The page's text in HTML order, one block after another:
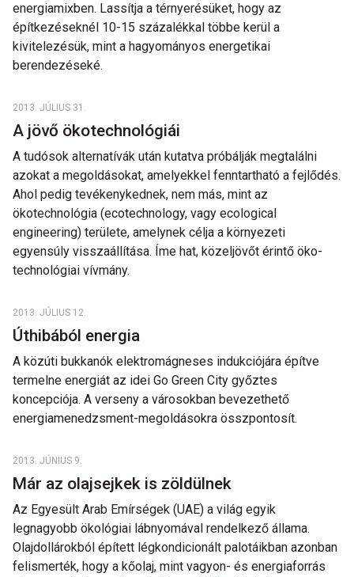
energiamixben. Lassítja a térnyerésüket, hogy az
építkezéseknél 10-15 százalékkal többe kerül a
kivitelezésük, mint a hagyományos energetikai
berendezéseké.
2013. JÚLIUS 31.
A jövő ökotechnológiái
A tudósok alternatívák után kutatva próbálják megtalálni
azokat a megoldásokat, amelyekkel fenntartható a fejlődés.
Ahol pedig tevékenykednek, nem más, mint az
ökotechnológia (ecotechnology, vagy ecological
engineering) területe, amelynek célja a környezeti
egyensúly visszaállítása. Íme hat, közeljövőt érintő öko-
technológiai vívmány.
2013. JÚLIUS 12.
Úthibából energia
A közúti bukkanók elektromágneses indukciójára építve
termelne energiát az idei Go Green City győztes
koncepciója. A verseny a városokban bevezethető
energiamenedzsment-megoldásokra összpontosít.
2013. JÚNIUS 9.
Már az olajsejkek is zöldülnek
Az Egyesült Arab Emírségek (UAE) a világ egyik
legnagyobb ökológiai lábnyomával rendelkező állama.
Olajdollárokból épített légkondicionált palotáikban azonban
felismerték, hogy a kőolaj, mint vagyon- és energiaforrás